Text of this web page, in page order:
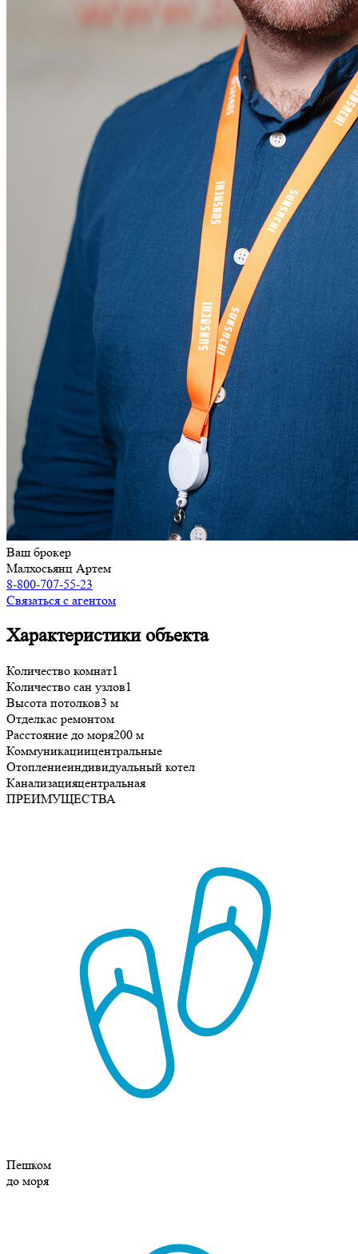
Ваш брокер
Малхосьянц Артем
8-800-707-55-23
Связаться с агентом
Характеристики объекта
Количество комнат1
Количество сан узлов1
Высота потолков3 м
Отделкас ремонтом
Расстояние до моря200 м
Коммуникациицентральные
Отоплениеиндивидуальный котел
Канализацияцентральная
ПРЕИМУЩЕСТВА
Пешком
до моря